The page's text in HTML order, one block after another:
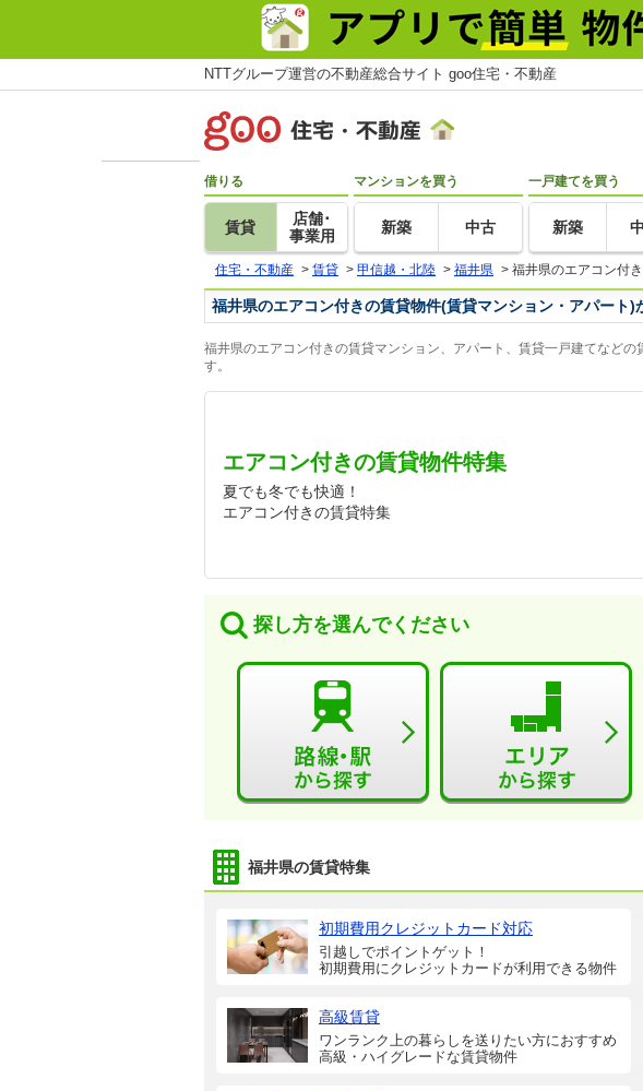
NTTグループ運営の不動産総合サイト goo住宅・不動産
借りる
賃貸
店舗･
事業用
マンションを買う
新築 中古
一戸建てを買う
新築
住宅・不動産 > 賃貸 > 甲信越・北陸 > 福井県 > 福井県のエアコン付
福井県のエアコン付きの賃貸物件(賃貸マンション・アパート)
福井県のエアコン付きの賃貸マンション、アパート、賃貸一戸建てなど
す。
エアコン付きの賃貸物件特集
夏でも冬でも快適！
エアコン付きの賃貸特集
探し方を選んでください
福井県の賃貸特集
初期費用クレジットカード対応
引越しでポイントゲット！
初期費用にクレジットカードが利用できる物件
高級賃貸
ワンランク上の暮らしを送りたい方におすすめ
高級・ハイグレードな賃貸物件